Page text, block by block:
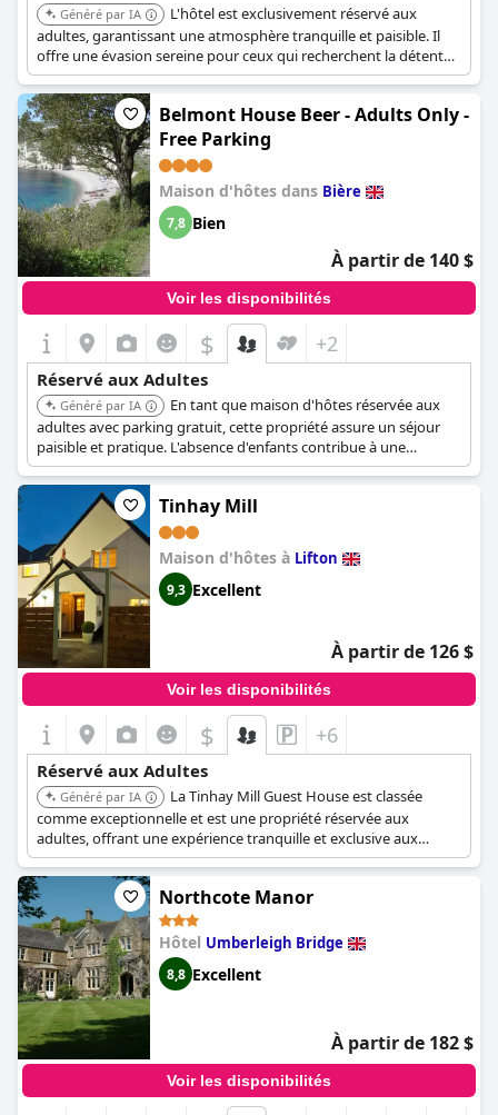
Généré par IA
L'hôtel est exclusivement réservé aux
adultes, garantissant une atmosphère tranquille et paisible. Il
offre une évasion sereine pour ceux qui recherchent la détente
et du temps de qualité.
Belmont House Beer - Adults Only -
Free Parking
Maison d'hôtes dans Bière
7,8 Bien
À partir de 140 $
Voir les disponibilités
$ +2
Réservé aux Adultes
Généré par IA
En tant que maison d'hôtes réservée aux
adultes avec parking gratuit, cette propriété assure un séjour
paisible et pratique. L'absence d'enfants contribue à une
atmosphère détendue et calme.
Tinhay Mill
Maison d'hôtes à Lifton
9,3 Excellent
À partir de 126 $
Voir les disponibilités
$ +6
Réservé aux Adultes
Généré par IA
La Tinhay Mill Guest House est classée
comme exceptionnelle et est une propriété réservée aux
adultes, offrant une expérience tranquille et exclusive aux
clients.
Northcote Manor
Hôtel Umberleigh Bridge
8,8 Excellent
À partir de 182 $
Voir les disponibilités